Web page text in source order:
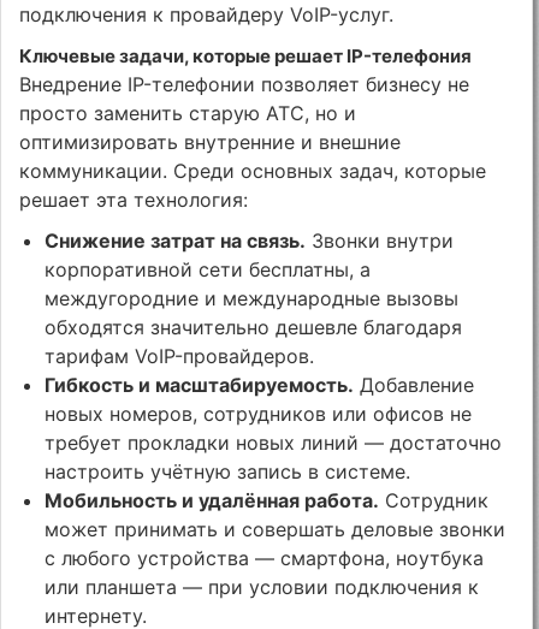
подключения к провайдеру VoIP-услуг.
Ключевые задачи, которые решает IP-телефония
Внедрение IP-телефонии позволяет бизнесу не
просто заменить старую АТС, но и
оптимизировать внутренние и внешние
коммуникации. Среди основных задач, которые
решает эта технология:
Снижение затрат на связь. Звонки внутри
корпоративной сети бесплатны, а
междугородние и международные вызовы
обходятся значительно дешевле благодаря
тарифам VoIP-провайдеров.
Гибкость и масштабируемость. Добавление
новых номеров, сотрудников или офисов не
требует прокладки новых линий — достаточно
настроить учётную запись в системе.
Мобильность и удалённая работа. Сотрудник
может принимать и совершать деловые звонки
с любого устройства — смартфона, ноутбука
или планшета — при условии подключения к
интернету.